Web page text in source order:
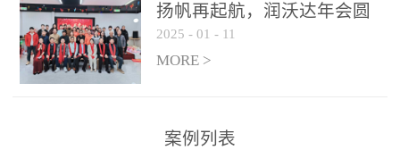
扬帆再起航，润沃达年会圆
满结束！
2025 - 01 - 11
MORE >
案例列表